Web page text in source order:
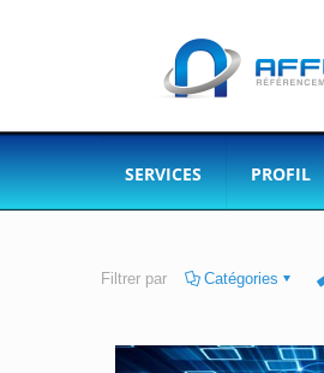
SERVICES PROFIL
Filtrer par Catégories